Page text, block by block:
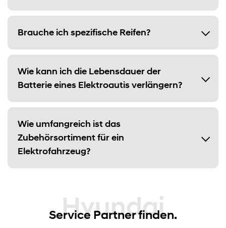
Brauche ich spezifische Reifen?
Wie kann ich die Lebensdauer der
Batterie eines Elektroautis verlängern?
Wie umfangreich ist das
Zubehörsortiment für ein
Elektrofahrzeug?
Hyundai
Service Partner finden.